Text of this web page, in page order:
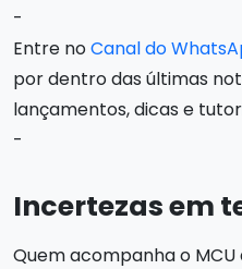
-
Entre noCanal do
por dentro das últimas
lançamentos, dicas e
-
Incertezas em
Quem acompanha o